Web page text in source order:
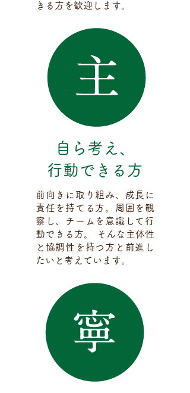
きる方を歓迎します。
自ら考え、
行動できる方
前向きに取り組み、成長に
責任を持てる方。周囲を観
察し、チームを意識して行
動できる方。 そんな主体性
と協調性を持つ方と前進し
たいと考えています。